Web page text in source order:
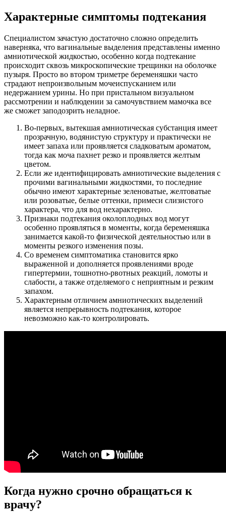
Характерные симптомы подтекания
Специалистом зачастую достаточно сложно определить
наверняка, что вагинальные выделения представлены именно
амниотической жидкостью, особенно когда подтекание
происходит сквозь микроскопические трещинки на оболочке
пузыря. Просто во втором триметре беременяшки часто
страдают непроизвольным мочеиспусканием или
недержанием урины. Но при пристальном визуальном
рассмотрении и наблюдении за самочувствием мамочка все
же сможет заподозрить неладное.
Во-первых, вытекшая амниотическая субстанция имеет
прозрачную, водянистую структуру и практически не
имеет запаха или проявляется сладковатым ароматом,
тогда как моча пахнет резко и проявляется желтым
цветом.
Если же идентифицировать амниотические выделения с
прочими вагинальными жидкостями, то последние
обычно имеют характерные зеленоватые, желтоватые
или розоватые, белые оттенки, примеси слизистого
характера, что для вод нехарактерно.
Признаки подтекания околоплодных вод могут
особенно проявляться в моменты, когда беременяшка
занимается какой-то физической деятельностью или в
моменты резкого изменения позы.
Со временем симптоматика становится ярко
выраженной и дополняется проявлениями вроде
гипертермии, тошнотно-рвотных реакций, ломоты и
слабости, а также отделяемого с неприятным и резким
запахом.
Характерным отличием амниотических выделений
является непрерывность подтекания, которое
невозможно как-то контролировать.
Когда нужно срочно обращаться к
врачу?